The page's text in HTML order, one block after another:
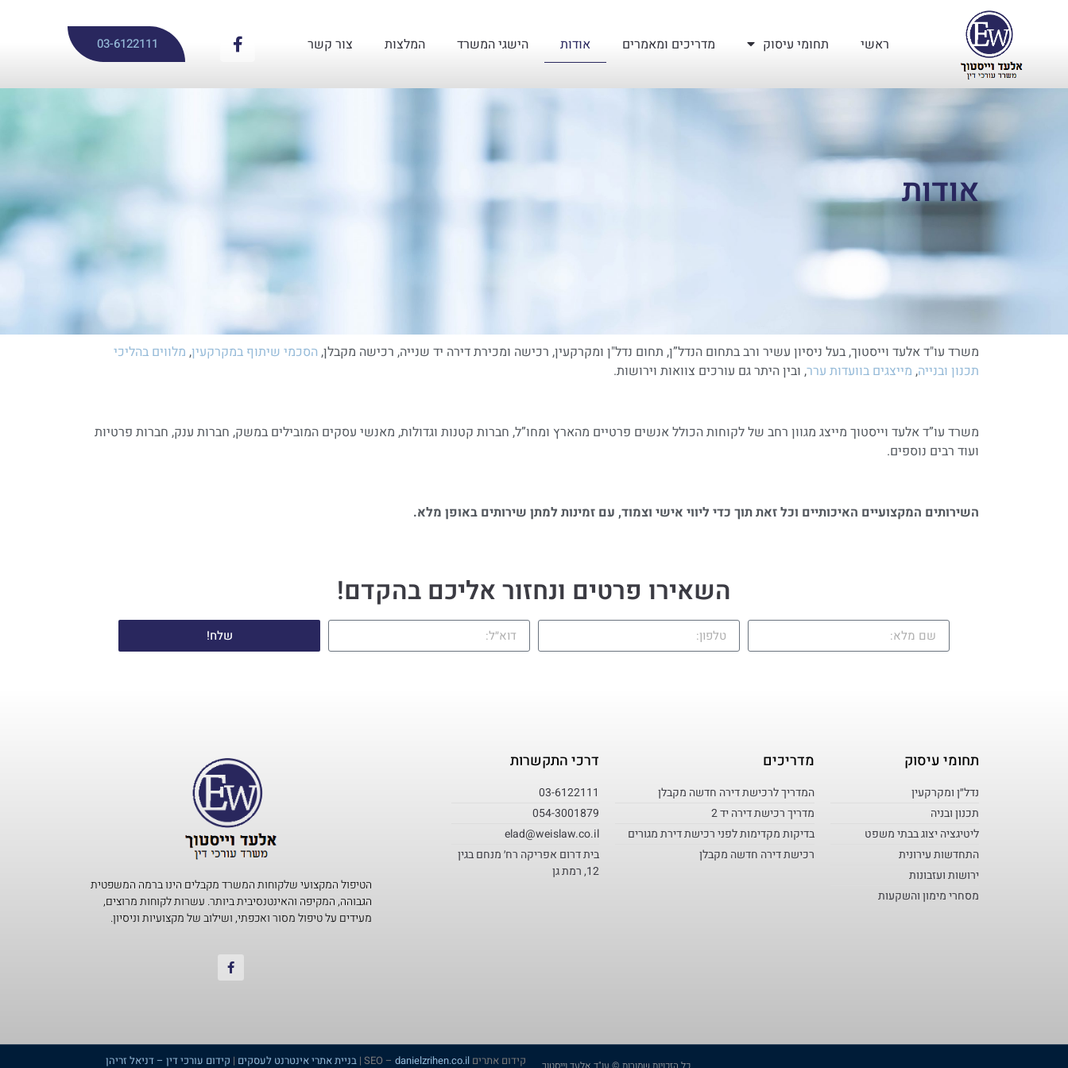
ראשי תחומי עיסוק מדריכים ומאמרים אודות הישגי המשרד המלצות צור קשר 03-6122111
אודות
משרד עו"ד אלעד וייסטוך, בעל ניסיון עשיר ורב בתחום הנדל”ן, תחום נדל"ן ומקרקעין, רכישה ומכירת דירה יד שנייה, רכישה מקבלן, הסכמי שיתוף במקרקעין, מלווים בהליכי
תכנון ובנייה, מייצגים בוועדות ערר, ובין היתר גם עורכים צוואות וירושות.
משרד עו”ד אלעד וייסטוך מייצג מגוון רחב של לקוחות הכולל אנשים פרטיים מהארץ ומחו”ל, חברות קטנות וגדולות, מאנשי עסקים המובילים במשק, חברות ענק, חברות פרטיות
ועוד רבים נוספים.
השירותים המקצועיים האיכותיים וכל זאת תוך כדי ליווי אישי וצמוד, עם זמינות למתן שירותים באופן מלא.
השאירו פרטים ונחזור אליכם בהקדם!
שלח!
תחומי עיסוק
נדל״ן ומקרקעין
תכנון ובניה
ליטיגציה יצוג בבתי משפט
התחדשות עירונית
ירושות ועזבונות
מסחרי מימון והשקעות
מדריכים
המדריך לרכישת דירה חדשה מקבלן
מדריך רכישת דירה יד 2
בדיקות מקדימות לפני רכישת דירת מגורים
רכישת דירה חדשה מקבלן
דרכי התקשרות
03-6122111
054-3001879
elad@weislaw.co.il
בית דרום אפריקה רח׳ מנחם בגין
12, רמת גן
הטיפול המקצועי שלקוחות המשרד מקבלים הינו ברמה המשפטית
הגבוהה, המקיפה והאינטנסיבית ביותר. עשרות לקוחות מרוצים,
מעידים על טיפול מסור ואכפתי, ושילוב של מקצועיות וניסיון.​
קידום אתרים SEO – danielzrihen.co.il
| בניית אתרי אינטרנט לעסקים | קידום עורכי דין – דניאל זריהן